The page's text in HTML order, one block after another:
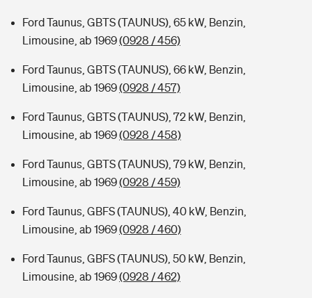
Ford Taunus, GBTS (TAUNUS), 65 kW, Benzin,
Limousine, ab 1969(0928 / 456)
Ford Taunus, GBTS (TAUNUS), 66 kW, Benzin,
Limousine, ab 1969(0928 / 457)
Ford Taunus, GBTS (TAUNUS), 72 kW, Benzin,
Limousine, ab 1969(0928 / 458)
Ford Taunus, GBTS (TAUNUS), 79 kW, Benzin,
Limousine, ab 1969(0928 / 459)
Ford Taunus, GBFS (TAUNUS), 40 kW, Benzin,
Limousine, ab 1969(0928 / 460)
Ford Taunus, GBFS (TAUNUS), 50 kW, Benzin,
Limousine, ab 1969(0928 / 462)